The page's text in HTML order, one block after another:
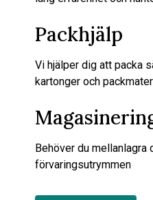
Packhjälp
Vi hjälper dig att packa
kartonger och
Behöver du
förvaringsutrymmen